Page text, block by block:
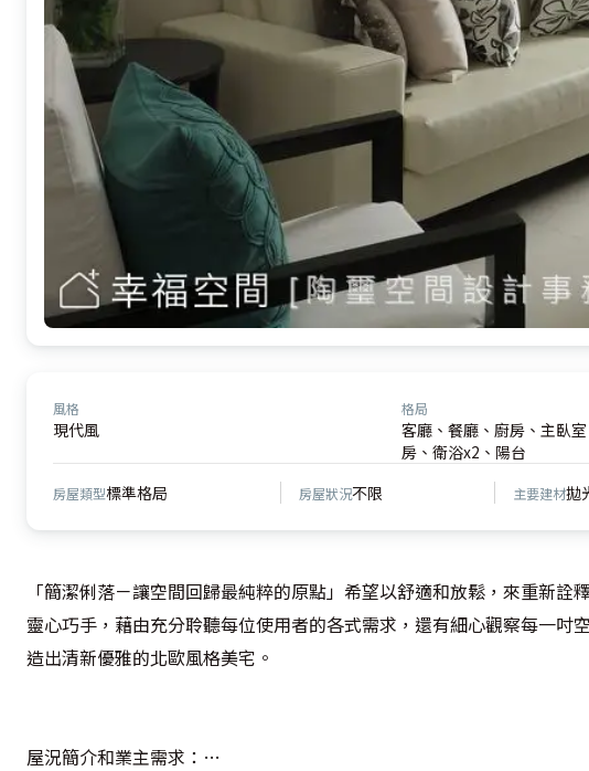
風格
現代風
格局
客廳、餐廳、廚房、主臥
房、衛浴x2、陽台
房屋類型標準格局 房屋狀況不限 主要建材拋
「簡潔俐落－讓空間回歸最純粹的原點」希望以舒適和放鬆，來重新
靈心巧手，藉由充分聆聽每位使用者的各式需求，還有細心觀察每一吋
造出清新優雅的北歐風格美宅。
屋況簡介和業主需求：